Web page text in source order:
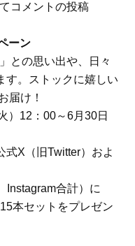
コメントの投稿
ーン
との思い出や、日々
す。ストックに嬉しい
届け！
）12：00～6月30日
式X（旧Twitter）およ
Instagram合計）に
本セットをプレゼン